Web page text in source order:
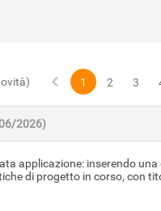
1 2 3
2026)
applicazione: inserendo
di progetto in corso, con